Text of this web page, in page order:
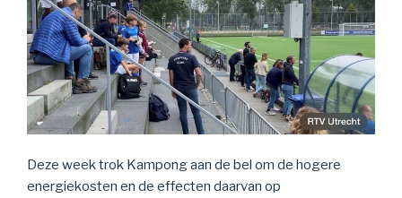
Deze week trok Kampong aan de bel om de hogere
energiekosten en de effecten daarvan op